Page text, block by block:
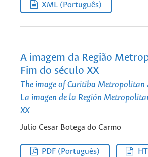
XML (Português)
A imagem da Região
Fim do século XX
The image of Curitiba
La imagen de la Región
XX
Julio Cesar Botega do Carmo
PDF (Português)